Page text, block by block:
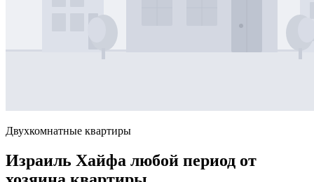
Двухкомнатные квартиры
Израиль Хайфа любой период от